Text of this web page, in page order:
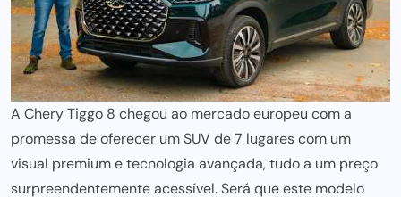
A Chery Tiggo 8 chegou ao mercado europeu com a
promessa de oferecer um SUV de 7 lugares com um
visual premium e tecnologia avançada, tudo a um preço
surpreendentemente acessível. Será que este modelo